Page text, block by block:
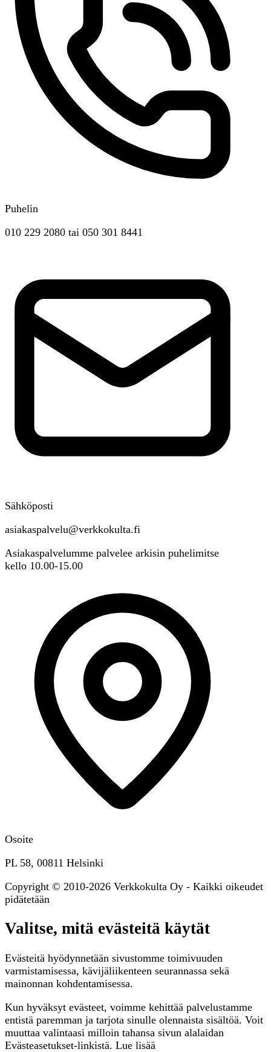
Puhelin
010 229 2080 tai 050 301 8441
Sähköposti
asiakaspalvelu@verkkokulta.fi
Asiakaspalvelumme palvelee arkisin puhelimitse
kello 10.00-15.00
Osoite
PL 58, 00811 Helsinki
Copyright © 2010-2026 Verkkokulta Oy - Kaikki oikeudet
pidätetään
Valitse, mitä evästeitä käytät
Evästeitä hyödynnetään sivustomme toimivuuden
varmistamisessa, kävijäliikenteen seurannassa sekä
mainonnan kohdentamisessa.
Kun hyväksyt evästeet, voimme kehittää palvelustamme
entistä paremman ja tarjota sinulle olennaista sisältöä. Voit
muuttaa valintaasi milloin tahansa sivun alalaidan
Evästeasetukset-linkistä. Lue lisää